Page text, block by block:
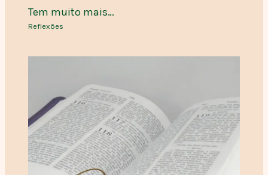
Tem muito mais…
Reflexões